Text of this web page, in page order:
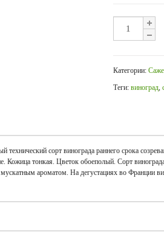
Категории:
Теги:виноград,
технический сорт винограда раннего срока
Кожица тонкая. Цветок обоеполый. Сорт
ароматом. На дегустациях во Франции